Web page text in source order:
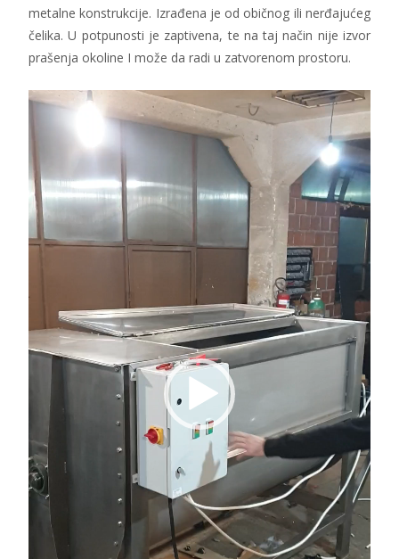
metalne konstrukcije. Izrađena je od običnog ili nerđajućeg
čelika. U potpunosti je zaptivena, te na taj način nije izvor
prašenja okoline I može da radi u zatvorenom prostoru.
Pregledač